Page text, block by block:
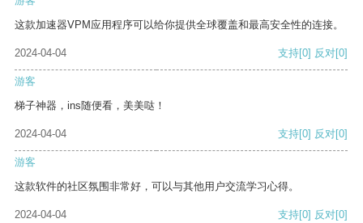
这款加速器VPM应用程序可以给你提供全球覆盖和最高安全性的连接。
2024-04-04 支持[0] 反对[0]
游客
梯子神器，ins随便看，美美哒！
2024-04-04 支持[0] 反对[0]
游客
这款软件的社区氛围非常好，可以与其他用户交流学习心得。
2024-04-04 支持[0] 反对[0]